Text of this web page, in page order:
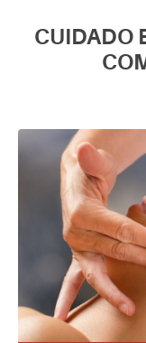
CUIDADO